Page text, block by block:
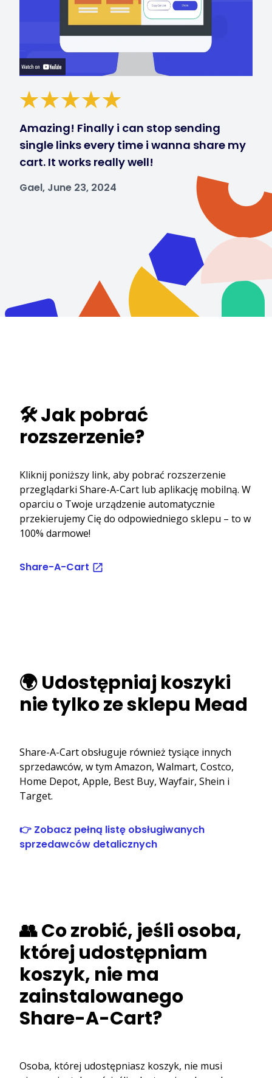
Amazing! Finally i can stop sending
single links every time i wanna share my
cart. It works really well!
Gael, June 23, 2024
🛠️ Jak pobrać
rozszerzenie?
Kliknij poniższy link, aby pobrać rozszerzenie
przeglądarki Share-A-Cart lub aplikację mobilną. W
oparciu o Twoje urządzenie automatycznie
przekierujemy Cię do odpowiedniego sklepu – to w
100% darmowe!
Share-A-Cart
🌍 Udostępniaj koszyki
nie tylko ze sklepu Mead
Share-A-Cart obsługuje również tysiące innych
sprzedawców, w tym Amazon, Walmart, Costco,
Home Depot, Apple, Best Buy, Wayfair, Shein i
Target.
👉 Zobacz pełną listę obsługiwanych
sprzedawców detalicznych
👥 Co zrobić, jeśli osoba,
której udostępniam
koszyk, nie ma
zainstalowanego
Share-A-Cart?
Osoba, której udostępniasz koszyk, nie musi